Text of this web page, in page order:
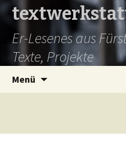
Er-Lesenes aus
Texte, Projekte
Menü